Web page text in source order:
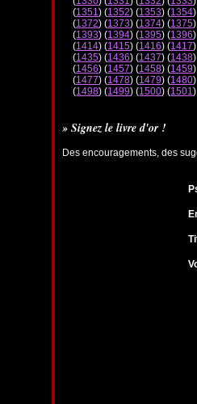
(1351) (1352) (1353) (1354
(1372) (1373) (1374) (1375
(1393) (1394) (1395) (1396
(1414) (1415) (1416) (1417
(1435) (1436) (1437) (1438
(1456) (1457) (1458) (1459
(1477) (1478) (1479) (1480
(1498) (1499) (1500) (1501
» Signez le livre d'or !
Des encouragements, des